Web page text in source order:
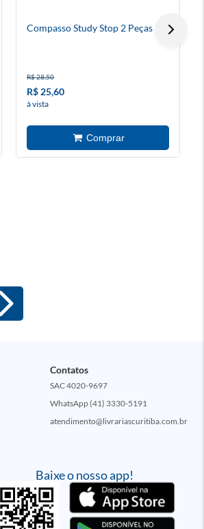
Compasso Study Stop 2 Peças
R$ 28,50
R$ 25,60
à vista
Baixe o nosso app!
Contatos
SAC 4020-9697
WhatsApp (41) 3330-5191
atendimento@livrariascuritiba.com.br